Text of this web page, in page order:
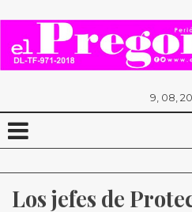
9, 08,
Los jefes de